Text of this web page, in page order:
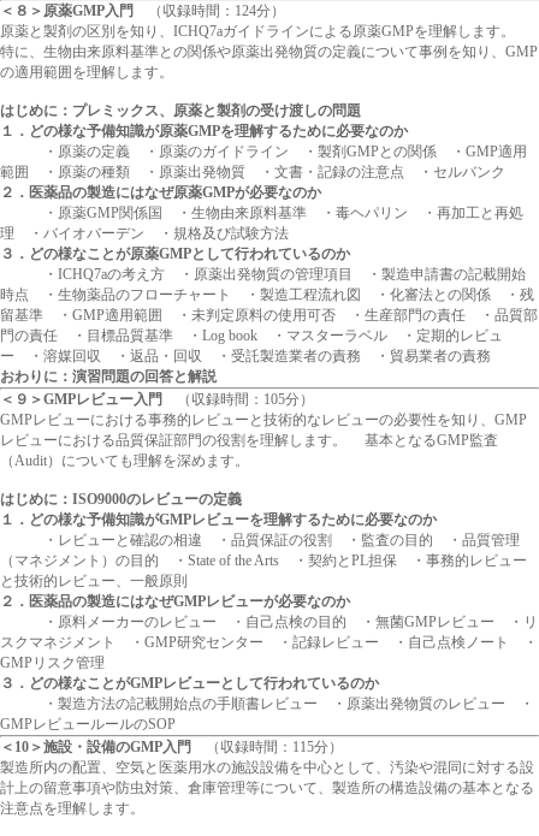
＜８＞原薬GMP入門
（収録時間：124分）
原薬と製剤の区別を知り、ICHQ7aガイドラインによる原薬GMPを理解します。
特に、生物由来原料基準との関係や原薬出発物質の定義について事例を知り、GMP
の適用範囲を理解します。
はじめに：プレミックス、原薬と製剤の受け渡しの問題
１．どの様な予備知識が原薬GMPを理解するために必要なのか
・原薬の定義 ・原薬のガイドライン ・製剤GMPとの関係 ・GMP適用
範囲 ・原薬の種類 ・原薬出発物質 ・文書・記録の注意点 ・セルバンク
２．医薬品の製造にはなぜ原薬GMPが必要なのか
・原薬GMP関係国 ・生物由来原料基準 ・毒ヘパリン ・再加工と再処
理 ・バイオバーデン ・規格及び試験方法
３．どの様なことが原薬GMPとして行われているのか
・ICHQ7aの考え方 ・原薬出発物質の管理項目 ・製造申請書の記載開始
時点 ・生物薬品のフローチャート ・製造工程流れ図 ・化審法との関係 ・残
留基準 ・GMP適用範囲 ・未判定原料の使用可否 ・生産部門の責任 ・品質部
門の責任 ・目標品質基準 ・Log book ・マスターラベル ・定期的レビュ
ー ・溶媒回収 ・返品・回収 ・受託製造業者の責務 ・貿易業者の責務
おわりに：演習問題の回答と解説
＜９＞GMPレビュー入門
（収録時間：105分）
GMPレビューにおける事務的レビューと技術的なレビューの必要性を知り、GMP
レビューにおける品質保証部門の役割を理解します。 基本となるGMP監査
（Audit）についても理解を深めます。
はじめに：ISO9000のレビューの定義
１．どの様な予備知識がGMPレビューを理解するために必要なのか
・レビューと確認の相違 ・品質保証の役割 ・監査の目的 ・品質管理
（マネジメント）の目的 ・State of the Arts ・契約とPL担保 ・事務的レビュー
と技術的レビュー、一般原則
２．医薬品の製造にはなぜGMPレビューが必要なのか
・原料メーカーのレビュー ・自己点検の目的 ・無菌GMPレビュー ・リ
スクマネジメント ・GMP研究センター ・記録レビュー ・自己点検ノート ・
GMPリスク管理
３．どの様なことがGMPレビューとして行われているのか
・製造方法の記載開始点の手順書レビュー ・原薬出発物質のレビュー ・
GMPレビュールールのSOP
＜10＞施設・設備のGMP入門
（収録時間：115分）
製造所内の配置、空気と医薬用水の施設設備を中心として、汚染や混同に対する設
計上の留意事項や防虫対策、倉庫管理等について、製造所の構造設備の基本となる
注意点を理解します。